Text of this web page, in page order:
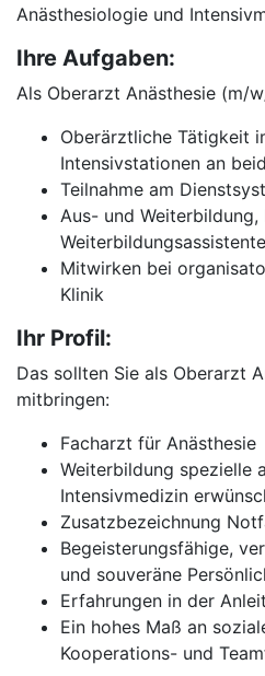
Anästhesiologie und
Ihre Aufgaben:
Als Oberarzt Anästhesie (m/
Oberärztliche Tätigkeit
Intensivstationen an
Teilnahme am
Aus- und
Mitwirken bei
Klinik
Ihr Profil:
Das sollten Sie als Oberarzt
mitbringen:
Facharzt für Anästhesie
Weiterbildung spezielle
Intensivmedizin
Zusatzbezeichnung
Begeisterungsfähige,
und souveräne
Erfahrungen in der
Ein hohes Maß an
Kooperations- und